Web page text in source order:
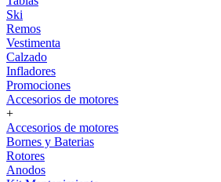
Ski
Remos
Vestimenta
Calzado
Infladores
Promociones
Accesorios de motores
+
Accesorios de motores
Bornes y Baterias
Rotores
Anodos